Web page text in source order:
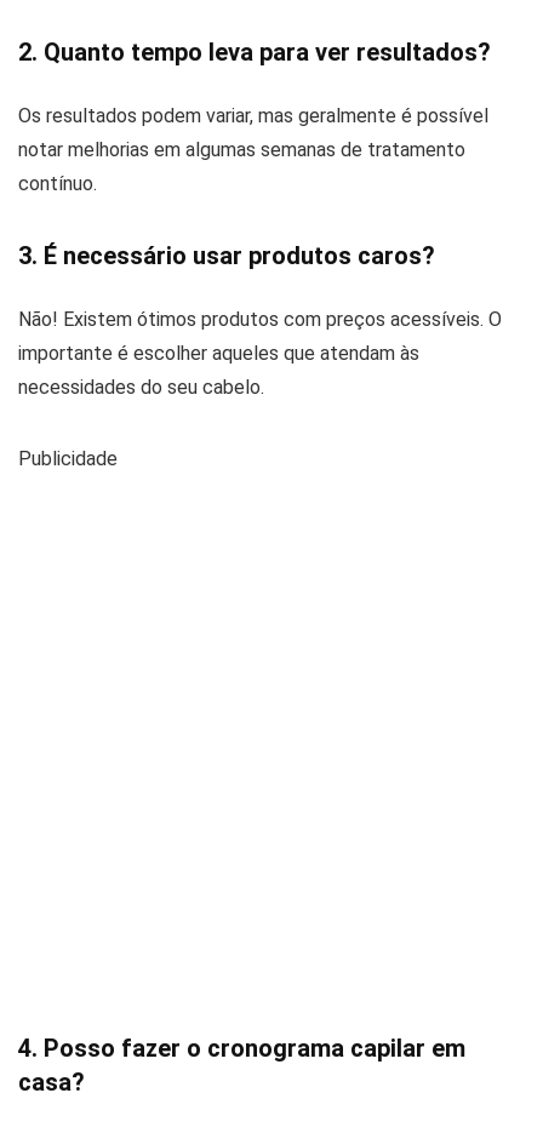
2. Quanto tempo leva para ver resultados?
Os resultados podem variar, mas geralmente é possível
notar melhorias em algumas semanas de tratamento
contínuo.
3. É necessário usar produtos caros?
Não! Existem ótimos produtos com preços acessíveis. O
importante é escolher aqueles que atendam às
necessidades do seu cabelo.
Publicidade
4. Posso fazer o cronograma capilar em
casa?